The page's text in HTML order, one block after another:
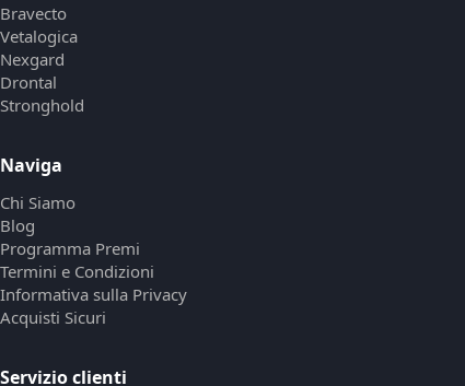
Bravecto
Vetalogica
Nexgard
Drontal
Stronghold
Naviga
Chi Siamo
Blog
Programma Premi
Termini e Condizioni
Informativa sulla Privacy
Acquisti Sicuri
Servizio clienti